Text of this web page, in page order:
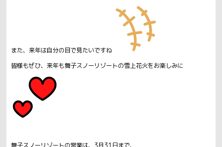
また、来年は自分の目で見たいですね
皆様もぜひ、来年も舞子スノーリゾートの雪上花火をお楽しみに